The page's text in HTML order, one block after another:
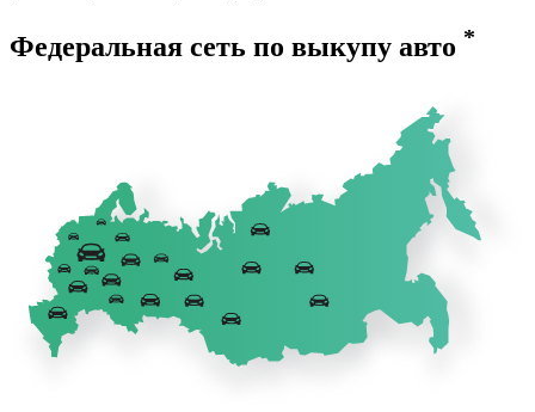
Федеральная сеть по выкупу авто *